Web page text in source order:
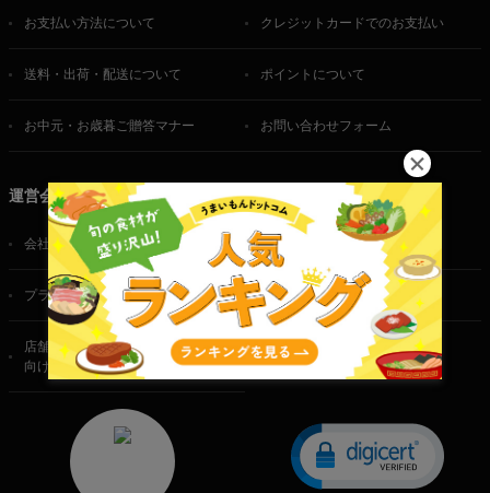
お支払い方法について クレジットカードでのお支払い
送料・出荷・配送について ポイントについて
お中元・お歳暮ご贈答マナー お問い合わせフォーム
運営会社
会社概要 ご利用規約
プライバシーポリシー 特定商取引法に基づく表記
店舗・法人・生産者様
向けのお問い合わせ